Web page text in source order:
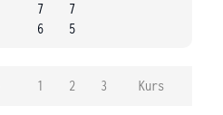
7
6
7
5
1 2 3 Kurs